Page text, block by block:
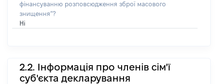
фінансуванню розповсюдження зброї масового
знищення”?
Ні
2.2. Інформація про членів сім'ї
суб'єкта декларування